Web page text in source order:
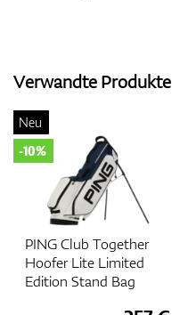
Verwandte Produkte
PING Club Together
Hoofer Lite Limited
Edition Stand Bag
Neu
-10%